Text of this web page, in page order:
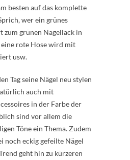
besten auf das komplette
wer ein grünes
grünen Nagellack in
eine rote Hose wird mit
usw.
Tag seine Nägel neu stylen
auch mit
in der Farbe der
sind vor allem die
Töne ein Thema. Zudem
noch eckig gefeilte Nägel
geht hin zu kürzeren